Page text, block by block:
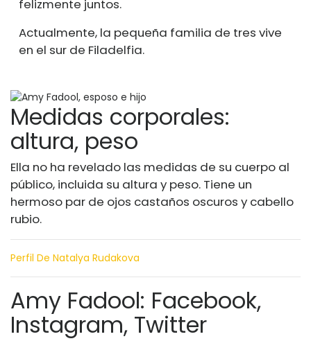
felizmente juntos.
Actualmente, la pequeña familia de tres vive
en el sur de Filadelfia.
Medidas corporales:
altura, peso
Ella no ha revelado las medidas de su cuerpo al
público, incluida su altura y peso. Tiene un
hermoso par de ojos castaños oscuros y cabello
rubio.
Perfil De Natalya Rudakova
Amy Fadool: Facebook,
Instagram, Twitter